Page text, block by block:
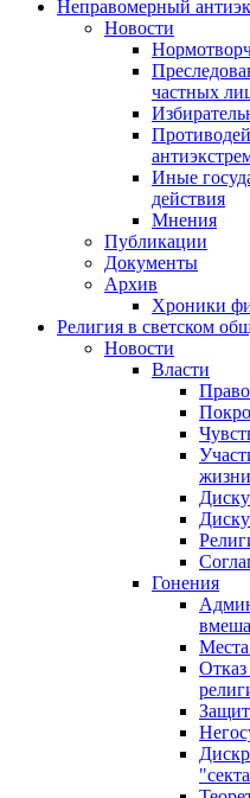
Неправомерный
Новости
частных
Иные
действия
Мнения
Публикации
Документы
Архив
Хроники
Религия в светском
Новости
Власти
жизни
Гонения